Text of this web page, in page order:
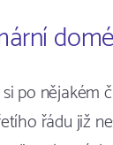
po nějakém
řádu již